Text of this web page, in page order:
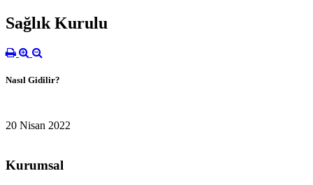
Sağlık Kurulu
Nasıl Gidilir?
20 Nisan 2022
Kurumsal